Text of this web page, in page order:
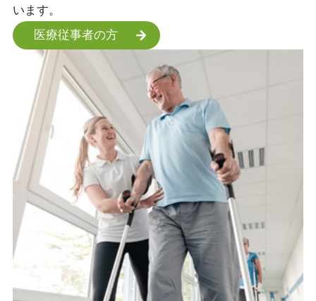
います。
医療従事者の方